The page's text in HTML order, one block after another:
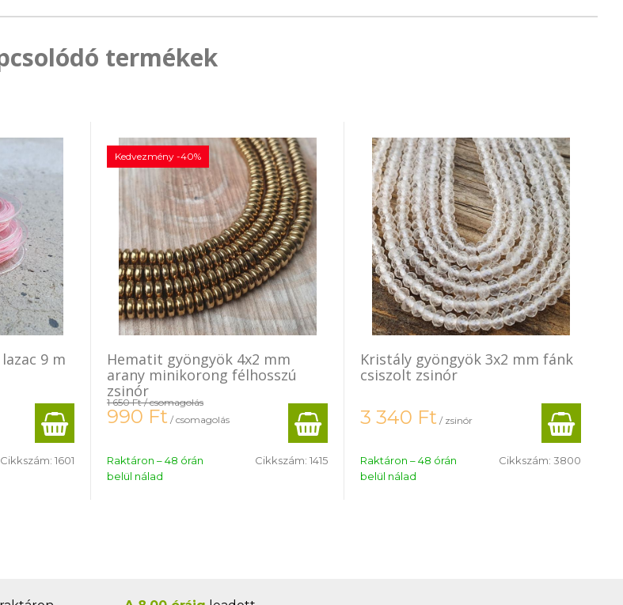
termékek
9 m
Cikkszám: 1601
Hematit gyöngyök 4x2 mm
arany minikorong félhosszú
zsinór
Kedvezmény -40%
1 650 Ft/ csomagolás
990 Ft / csomagolás
Raktáron – 48 órán
belül nálad
Cikkszám: 1415
Kristály gyöngyök 3x2 mm fánk
csiszolt zsinór
3 340 Ft / zsinór
Raktáron – 48 órán
belül nálad
Cikkszám: 3800